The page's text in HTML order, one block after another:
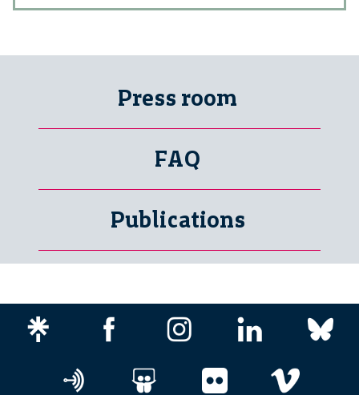
Press room
FAQ
Publications